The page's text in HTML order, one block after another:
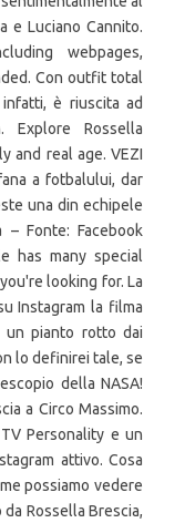
e Luciano Cannito.
webpages,
Con outfit total
è riuscita ad
Explore Rossella
and real age. VEZI
a fotbalului, dar
una din echipele
Fonte: Facebook
has many special
looking for. La
Instagram la filma
pianto rotto dai
lo definirei tale, se
della NASA!
a Circo Massimo.
Personality e un
attivo. Cosa
possiamo vedere
Rossella Brescia,